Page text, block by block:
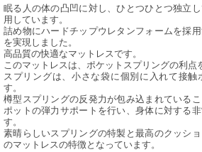
眠る人の体の凸凹に対し、ひとつひとつ独立
用しています。
詰め物にハードチップウレタンフォームを採
を実現しました。
高品質の快適なマットレスです。
このマットレスは、ポケットスプリングの利点
スプリングは、小さな袋に個別に入れて接触
す。
樽型スプリングの反発力が包み込まれている
ポットの弾力サポートを行い、身体に対する
す。
素晴らしいスプリングの特製と最高のクッシ
のマットレスの特徴となっています。